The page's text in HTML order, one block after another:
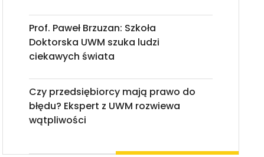
Prof. Paweł Brzuzan: Szkoła
Doktorska UWM szuka ludzi
ciekawych świata
Czy przedsiębiorcy mają prawo do
błędu? Ekspert z UWM rozwiewa
wątpliwości